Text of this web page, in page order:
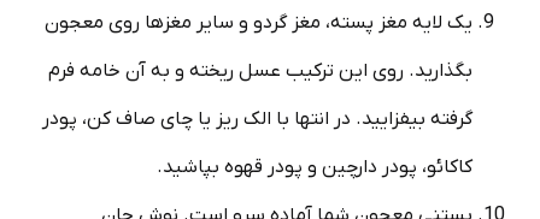
یک لایه مغز پسته، مغز گردو و سایر مغزها روی معجون
بگذارید. روی این ترکیب عسل ریخته و به آن خامه فرم
گرفته بیفزایید. در انتها با الک ریز یا چای صاف کن، پودر
کاکائو، پودر دارچین و پودر قهوه بپاشید.